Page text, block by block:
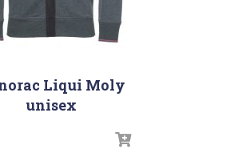
Liqui Moly
unisex